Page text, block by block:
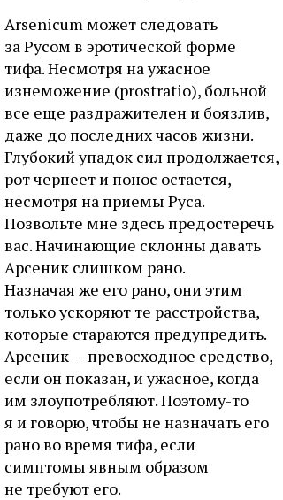
Arsenicum может следовать
за Русом в эротической форме
тифа. Несмотря на ужасное
изнеможение (prostratio), больной
все еще раздражителен и боязлив,
даже до последних часов жизни.
Глубокий упадок сил продолжается,
рот чернеет и понос остается,
несмотря на приемы Руса.
Позвольте мне здесь предостеречь
вас. Начинающие склонны давать
Арсеник слишком рано.
Назначая же его рано, они этим
только ускоряют те расстройства,
которые стараются предупредить.
Арсеник — превосходное средство,
если он показан, и ужасное, когда
им злоупотребляют. Поэтому-то
я и говорю, чтобы не назначать его
рано во время тифа, если
симптомы явным образом
не требуют его.